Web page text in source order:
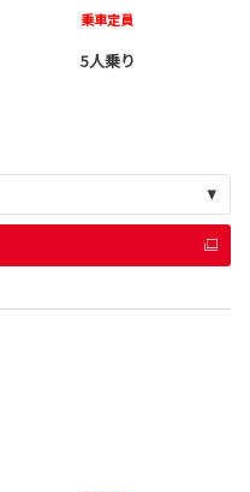
乗車定員
5人乗り